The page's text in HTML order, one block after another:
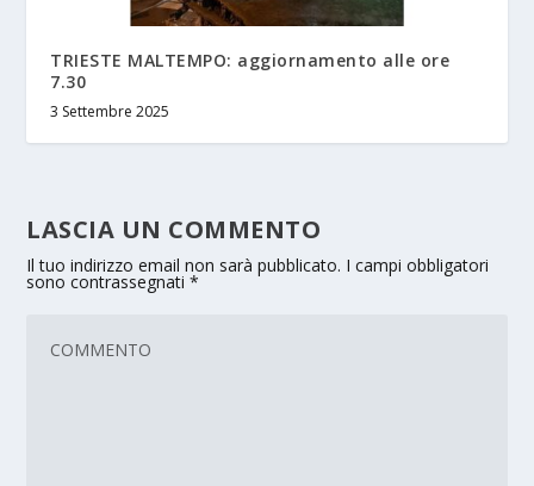
TRIESTE MALTEMPO: aggiornamento alle ore
7.30
3 Settembre 2025
LASCIA UN COMMENTO
Il tuo indirizzo email non sarà pubblicato. I campi obbligatori
sono contrassegnati*